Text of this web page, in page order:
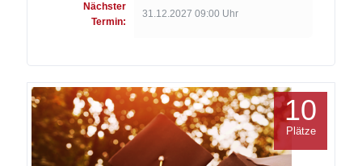
Nächster
Termin:
31.12.2027 09:00 Uhr
10
Plätze